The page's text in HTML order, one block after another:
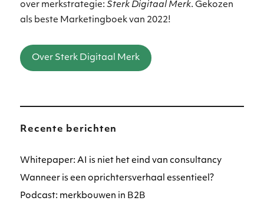
over merkstrategie:Sterk Digitaal Merk. Gekozen
als beste Marketingboek van 2022!
Over Sterk Digitaal Merk
Recente berichten
Whitepaper: AI is niet het eind van consultancy
Wanneer is een oprichtersverhaal essentieel?
Podcast: merkbouwen in B2B